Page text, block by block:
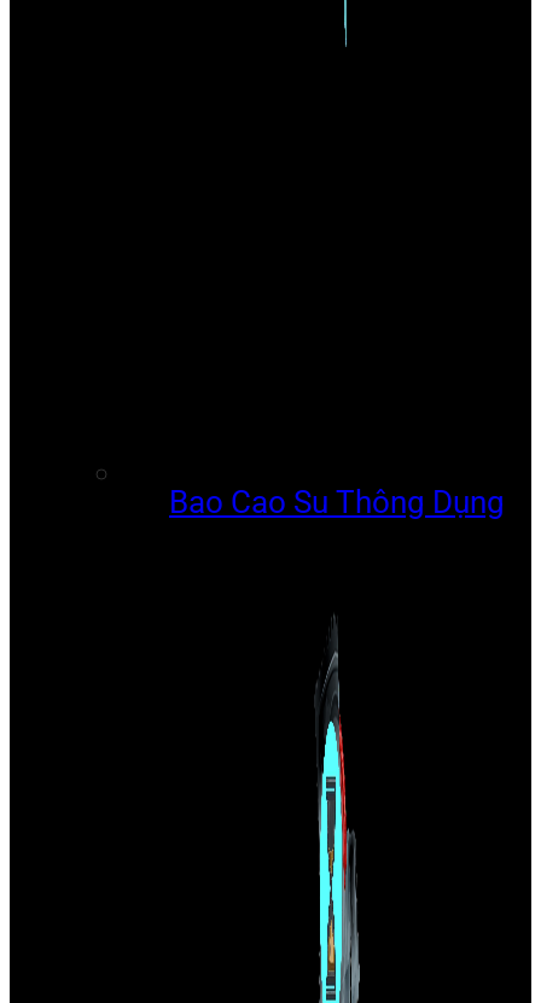
Bao Cao Su Thông Dụng